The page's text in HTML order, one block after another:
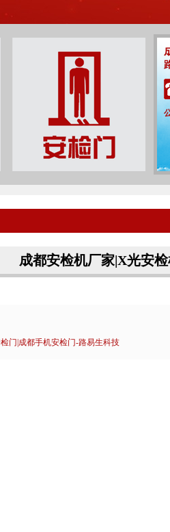
成都安检机厂家|X光安
门|成都手机安检门-路易生科技